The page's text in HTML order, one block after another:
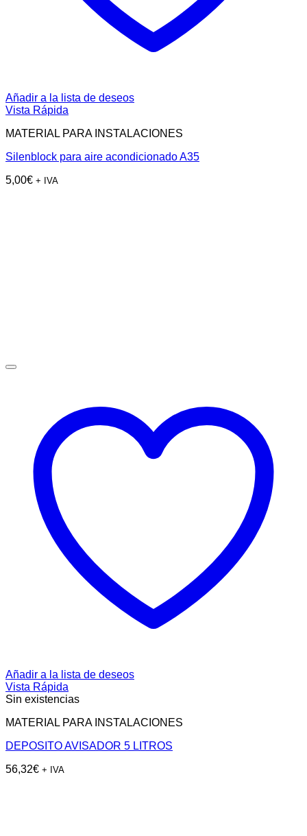
Añadir a la lista de deseos
Vista Rápida
MATERIAL PARA INSTALACIONES
Silenblock para aire acondicionado A35
5,00€ + IVA
Añadir a la lista de deseos
Vista Rápida
Sin existencias
MATERIAL PARA INSTALACIONES
DEPOSITO AVISADOR 5 LITROS
56,32€ + IVA